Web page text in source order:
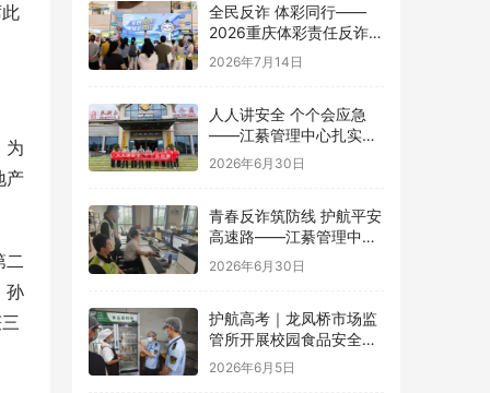
为
产
二
孙
全民反诈 体彩同行——
2026重庆体彩责任反诈宣
传活动首站圆满举行
2026年7月14日
人人讲安全 个个会应急
——江綦管理中心扎实开
展2026年“安全生产月”系
列活动
2026年6月30日
青春反诈筑防线 护航平安
高速路——江綦管理中心
团支部开展反诈宣传活动
2026年6月30日
护航高考｜龙凤桥市场监
管所开展校园食品安全专
项检查
2026年6月5日